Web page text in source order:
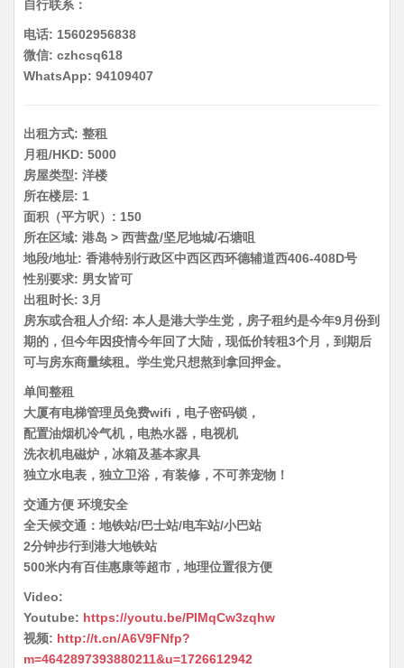
自行联系：
电话: 15602956838
微信: czhcsq618
WhatsApp: 94109407
出租方式: 整租
月租/HKD: 5000
房屋类型: 洋楼
所在楼层: 1
面积（平方呎）: 150
所在区域: 港岛 > 西营盘/坚尼地城/石塘咀
地段/地址: 香港特别行政区中西区西环德辅道西406-408D号
性别要求: 男女皆可
出租时长: 3月
房东或合租人介绍: 本人是港大学生党，房子租约是今年9月份到
期的，但今年因疫情今年回了大陆，现低价转租3个月，到期后
可与房东商量续租。学生党只想熬到拿回押金。
单间整租
大厦有电梯管理员免费wifi，电子密码锁，
配置油烟机冷气机，电热水器，电视机
洗衣机电磁炉，冰箱及基本家具
独立水电表，独立卫浴，有装修，不可养宠物！
交通方便 环境安全
全天候交通：地铁站/巴士站/电车站/小巴站
2分钟步行到港大地铁站
500米内有百佳惠康等超市，地理位置很方便
Video:
Youtube: https://youtu.be/PIMqCw3zqhw
视频: http://t.cn/A6V9FNfp?
m=4642897393880211&u=1726612942